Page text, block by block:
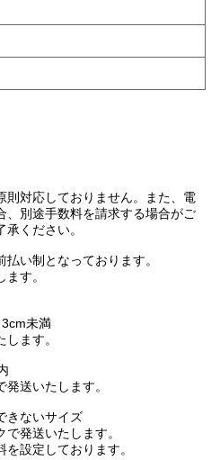
対応しておりません。また、電
、別途手数料を請求する場合がご
ください。
い制となっております。
す。
未満
ます。
送いたします。
きないサイズ
発送いたします。
設定しております。